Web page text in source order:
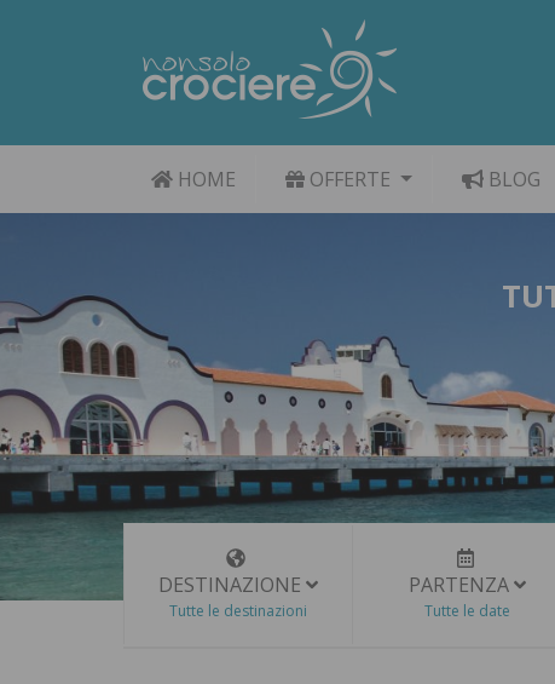
HOME OFFERTE BLOG
DESTINAZIONE
Tutte le destinazioni
PARTENZA
Tutte le date